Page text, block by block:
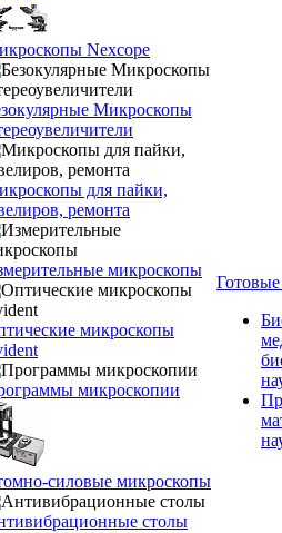
Nexcope
Микроскопы
для пайки,
ремонта
микроскопы
микроскопы
микроскопии
силовые микроскопы
столы